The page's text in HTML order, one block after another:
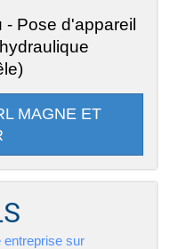
- Pose d'appareil
MAGNE ET
entreprise sur